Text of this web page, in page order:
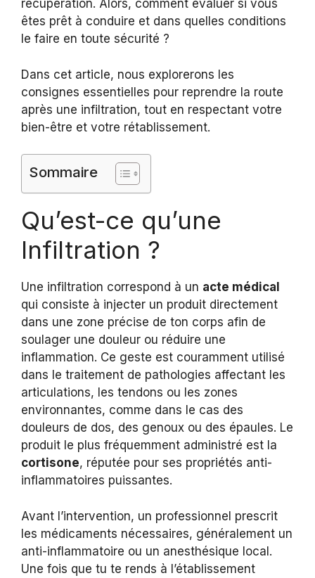
récupération. Alors, comment évaluer si vous
êtes prêt à conduire et dans quelles conditions
le faire en toute sécurité ?
Dans cet article, nous explorerons les
consignes essentielles pour reprendre la route
après une infiltration, tout en respectant votre
bien-être et votre rétablissement.
Sommaire
Qu’est-ce qu’une
Infiltration ?
Une infiltration correspond à un acte médical
qui consiste à injecter un produit directement
dans une zone précise de ton corps afin de
soulager une douleur ou réduire une
inflammation. Ce geste est couramment utilisé
dans le traitement de pathologies affectant les
articulations, les tendons ou les zones
environnantes, comme dans le cas des
douleurs de dos, des genoux ou des épaules. Le
produit le plus fréquemment administré est la
cortisone, réputée pour ses propriétés anti-
inflammatoires puissantes.
Avant l’intervention, un professionnel prescrit
les médicaments nécessaires, généralement un
anti-inflammatoire ou un anesthésique local.
Une fois que tu te rends à l’établissement